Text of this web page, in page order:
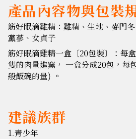
產品內容物與包裝
筋好眠滴雞精：雞精、生地、麥門
黨蔘、女貞子
筋好眠滴雞精一盒〔20包裝〕：每
隻的肉量進窯， 一盒分成20包，每
般飯碗的量) 。
建議族群
1.青少年